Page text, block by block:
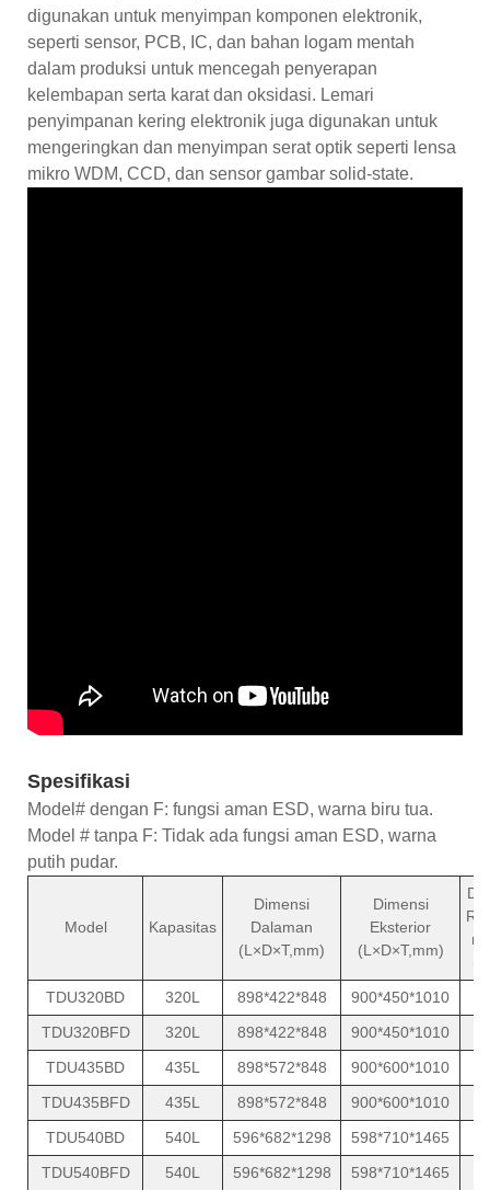
digunakan untuk menyimpan komponen elektronik,
seperti sensor, PCB, IC, dan bahan logam mentah
dalam produksi untuk mencegah penyerapan
kelembapan serta karat dan oksidasi. Lemari
penyimpanan kering elektronik juga digunakan untuk
mengeringkan dan menyimpan serat optik seperti lensa
mikro WDM, CCD, dan sensor gambar solid-state.
Spesifikasi
Model# dengan F: fungsi aman ESD, warna biru tua.
Model # tanpa F: Tidak ada fungsi aman ESD, warna
putih pudar.
Model Kapasitas
Dimensi
Dalaman
(L×D×T,mm)
Dimensi
Eksterior
(L×D×T,mm)
TDU320BD
320L 898*422*848 900*450*1010
TDU320BFD
320L 898*422*848 900*450*1010
TDU435BD
435L 898*572*848 900*600*1010
TDU435BFD
435L 898*572*848 900*600*1010
TDU540BD
540L 596*682*1298 598*710*1465
TDU540BFD
540L 596*682*1298 598*710*1465